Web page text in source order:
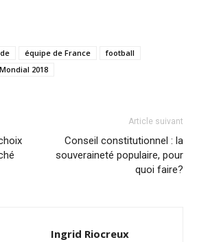
équipe de France
football
Mondial 2018
Article suivant
Conseil constitutionnel : la
souveraineté populaire, pour
quoi faire?
Ingrid Riocreux